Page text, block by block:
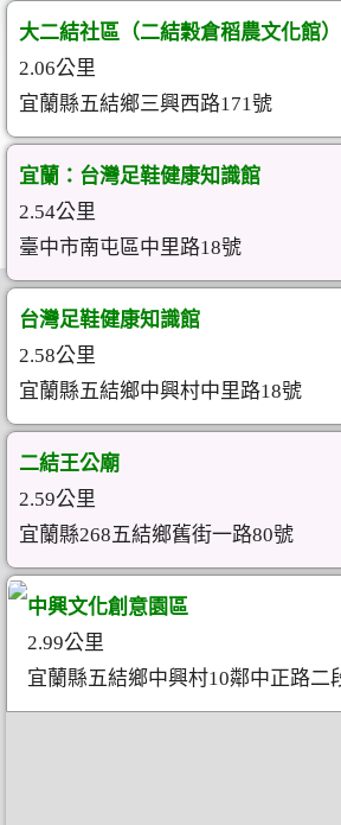
大二結社區（二結穀倉稻農文化館）
2.06公里
宜蘭縣五結鄉三興西路171號
宜蘭：台灣足鞋健康知識館
2.54公里
臺中市南屯區中里路18號
台灣足鞋健康知識館
2.58公里
宜蘭縣五結鄉中興村中里路18號
二結王公廟
2.59公里
宜蘭縣268五結鄉舊街一路80號
中興文化創意園區
2.99公里
宜蘭縣五結鄉中興村10鄰中正路二